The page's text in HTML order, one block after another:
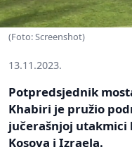
(Foto: Screenshot)
13.11.2023.
Potpredsjednik
Khabiri je pružio
jučerašnjoj utakmici
Kosova i Izraela.